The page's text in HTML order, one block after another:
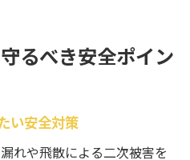
るべき安全ポイン
い安全対策
れや飛散による二次被害を